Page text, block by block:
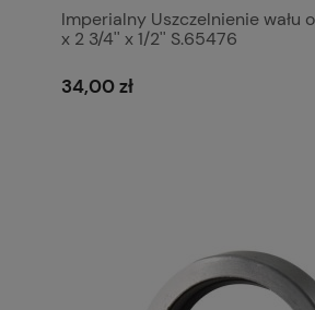
Imperialny Uszczelnienie wału
x 2 3/4'' x 1/2'' S.65476
34,00 zł